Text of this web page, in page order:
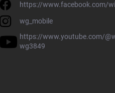
https://www.facebook.com/
wg_mobile
https://www.youtube.com/
wg3849